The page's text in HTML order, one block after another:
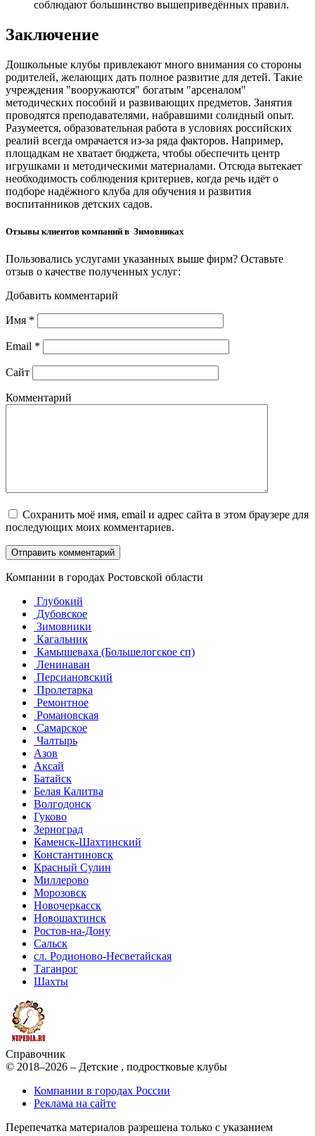
соблюдают большинство вышеприведённых правил.
Заключение
Дошкольные клубы привлекают много внимания со стороны
родителей, желающих дать полное развитие для детей. Такие
учреждения "вооружаются" богатым "арсеналом"
методических пособий и развивающих предметов. Занятия
проводятся преподавателями, набравшими солидный опыт.
Разумеется, образовательная работа в условиях российских
реалий всегда омрачается из-за ряда факторов. Например,
площадкам не хватает бюджета, чтобы обеспечить центр
игрушками и методическими материалами. Отсюда вытекает
необходимость соблюдения критериев, когда речь идёт о
подборе надёжного клуба для обучения и развития
воспитанников детских садов.
Отзывы клиентов компаний в Зимовниках
Пользовались услугами указанных выше фирм? Оставьте
отзыв о качестве полученных услуг:
Добавить комментарий
Имя *
Email *
Сайт
Комментарий
Сохранить моё имя, email и адрес сайта в этом браузере для
последующих моих комментариев.
Компании в городах Ростовской области
Глубокий
Дубовское
Зимовники
Кагальник
Камышеваха (Большелогское сп)
Ленинаван
Персиановский
Пролетарка
Ремонтное
Романовская
Самарское
Чалтырь
Азов
Аксай
Батайск
Белая Калитва
Волгодонск
Гуково
Зерноград
Каменск-Шахтинский
Константиновск
Красный Сулин
Миллерово
Морозовск
Новочеркасск
Новошахтинск
Ростов-на-Дону
Сальск
сл. Родионово-Несветайская
Таганрог
Шахты
Справочник
© 2018–2026 – Детские , подростковые клубы
Компании в городах России
Реклама на сайте
Перепечатка материалов разрешена только с указанием